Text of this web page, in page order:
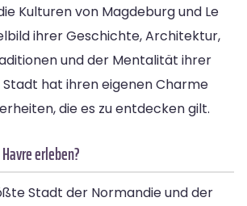
Kulturen von Magdeburg und Le
ihrer Geschichte, Architektur,
und der Mentalität ihrer
Stadt hat ihren eigenen Charme
die es zu entdecken gilt.
erleben?
Stadt der Normandie und der